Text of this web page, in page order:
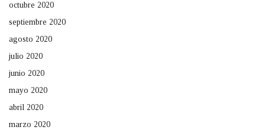
octubre 2020
septiembre 2020
agosto 2020
julio 2020
junio 2020
mayo 2020
abril 2020
marzo 2020